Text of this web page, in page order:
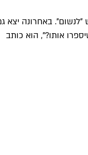
תמונות במהלך שנת הקורונה וכעת
אותו?", הוא כותב